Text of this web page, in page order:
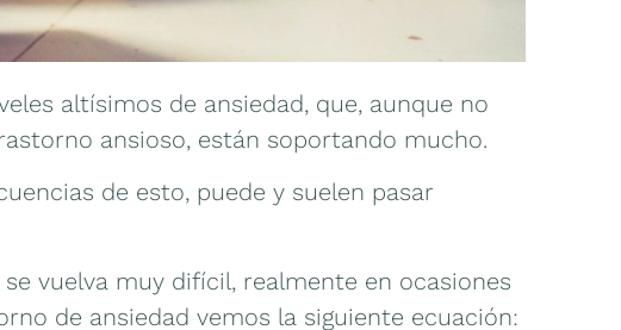
altísimos de ansiedad, que, aunque no
ansioso, están soportando mucho.
de esto, puede y suelen pasar
vuelva muy difícil, realmente en ocasiones
de ansiedad vemos la siguiente ecuación: